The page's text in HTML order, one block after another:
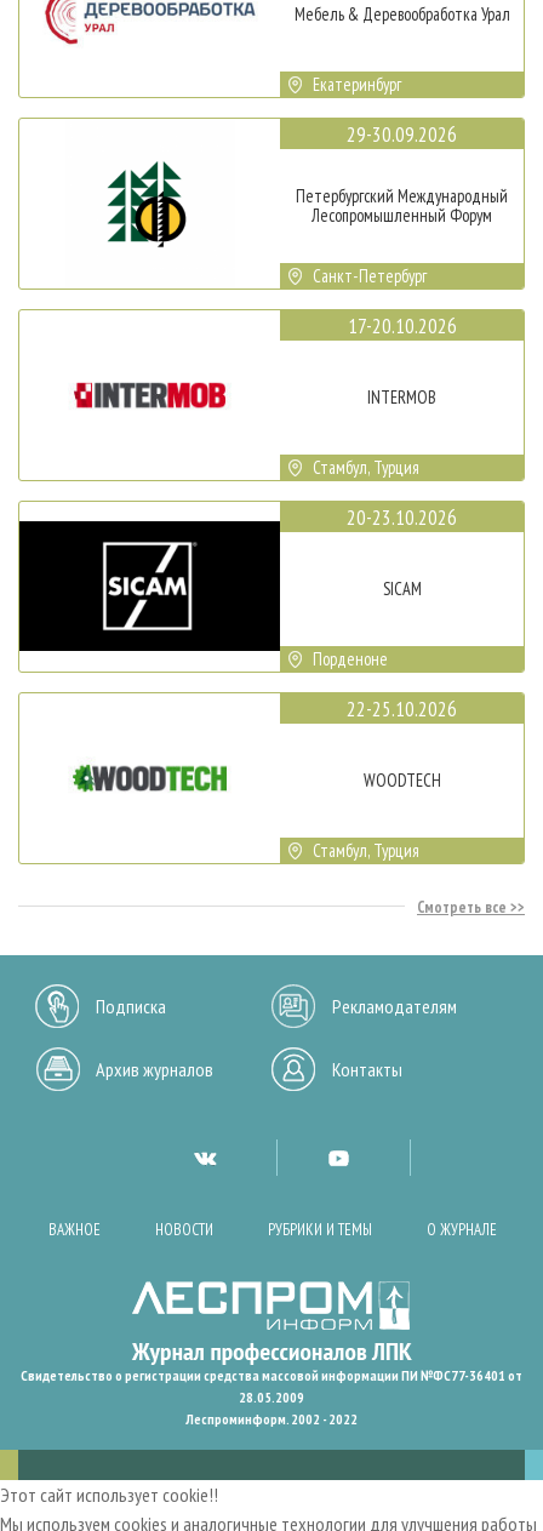
Мебель & Деревообработка Урал
Екатеринбург
29-30.09.2026
Петербургский Международный
Лесопромышленный Форум
Санкт-Петербург
17-20.10.2026
INTERMOB
Стамбул, Турция
20-23.10.2026
SICAM
Порденоне
22-25.10.2026
WOODTECH
Стамбул, Турция
Смотреть все
Подписка Рекламодателям
Архив журналов Контакты
ВАЖНОЕ НОВОСТИ РУБРИКИ И ТЕМЫ О ЖУРНАЛЕ
Свидетельство о регистрации средства массовой информации ПИ №ФС77-36401 от
28.05.2009
Леспроминформ. 2002 - 2022
Этот сайт использует cookie!!
Мы используем cookies и аналогичные технологии для улучшения работы